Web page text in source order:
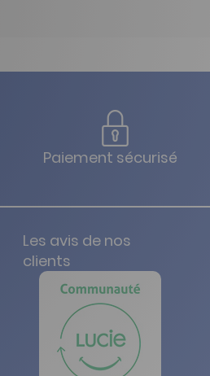
Paiement sécurisé
Les avis de nos
clients